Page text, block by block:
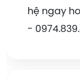
hệ ngay
-